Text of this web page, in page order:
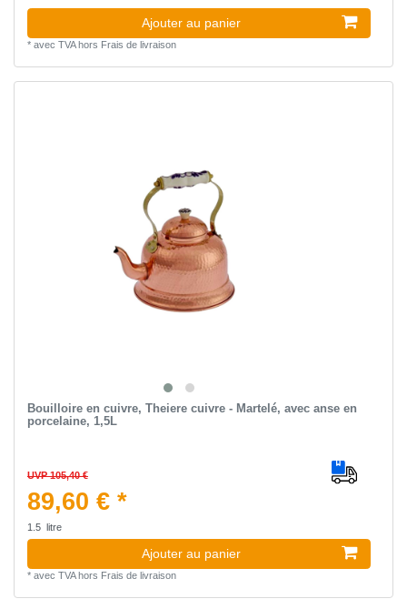
Ajouter au panier
* avec TVAhors Frais de livraison
Bouilloire en cuivre, Theiere cuivre - Martelé, avec anse en
porcelaine, 1,5L
UVP 105,40 €
89,60 € *
1.5 litre
Ajouter au panier
* avec TVAhors Frais de livraison